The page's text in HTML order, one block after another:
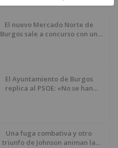
El nuevo Mercado Norte de
Burgos sale a concurso con un
El Ayuntamiento de Burgos
replica al PSOE: «No se han
Una fuga combativa y otro
triunfo de Johnson animan la